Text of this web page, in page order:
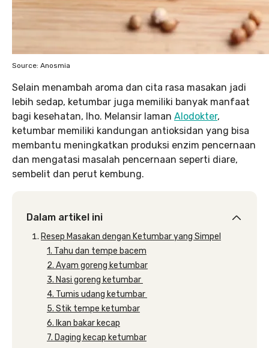
Source: Anosmia
Selain menambah aroma dan cita rasa masakan jadi
lebih sedap, ketumbar juga memiliki banyak manfaat
bagi kesehatan, lho. Melansir laman Alodokter,
ketumbar memiliki kandungan antioksidan yang bisa
membantu meningkatkan produksi enzim pencernaan
dan mengatasi masalah pencernaan seperti diare,
sembelit dan perut kembung.
Dalam artikel ini
Resep Masakan dengan Ketumbar yang Simpel
1. Tahu dan tempe bacem
2. Ayam goreng ketumbar
3. Nasi goreng ketumbar
4. Tumis udang ketumbar
5. Stik tempe ketumbar
6. Ikan bakar kecap
7. Daging kecap ketumbar